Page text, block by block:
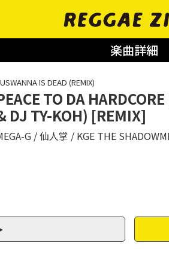
楽曲詳細
IS DEAD (REMIX)
TO DA
DJ TY-KOH) [REMIX]
G 仙人掌 KGE THE